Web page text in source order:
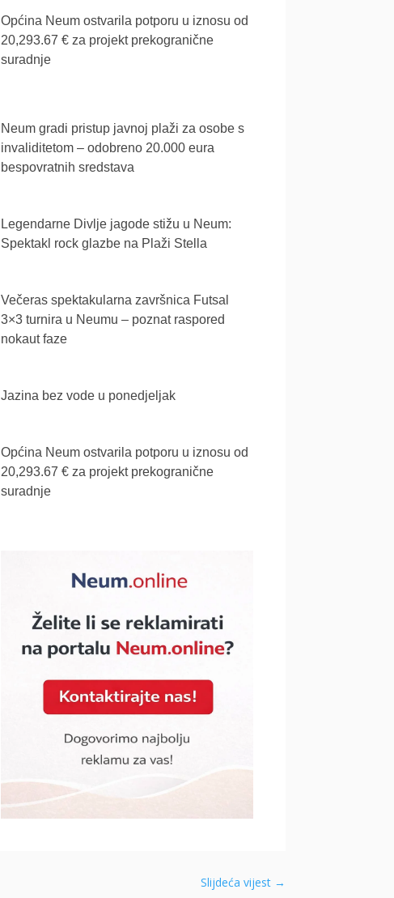
Općina Neum ostvarila potporu u iznosu od
20,293.67 € za projekt prekogranične
suradnje
Neum gradi pristup javnoj plaži za osobe s
invaliditetom – odobreno 20.000 eura
bespovratnih sredstava
Legendarne Divlje jagode stižu u Neum:
Spektakl rock glazbe na Plaži Stella
Večeras spektakularna završnica Futsal
3×3 turnira u Neumu – poznat raspored
nokaut faze
Jazina bez vode u ponedjeljak
Općina Neum ostvarila potporu u iznosu od
20,293.67 € za projekt prekogranične
suradnje
Slijdeća vijest→